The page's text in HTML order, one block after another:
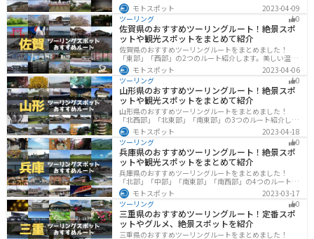
す。国際色豊かな街並みや世界遺産、絶景ポイントが数
多く存在し、様々な楽しみ方ができます。バイクで長崎
県にツーリングに行く際は参考にしてください。
モトスポット
2023-04-09
ツーリング
0
佐賀県のおすすめツーリングルート！絶景スポ
ットや観光スポットをまとめて紹介
佐賀県のおすすめツーリングルートをまとめました！
「東部」「西部」の2つのルート紹介します。美しい温泉
地や古墳群、歴史ある城や神社仏閣など、バイクツーリ
ングに適したスポットが多数存在し、様々な楽しみ方が
できます。バイクで佐賀県にツーリングに行く際は参考
にしてください。
モトスポット
2023-04-06
ツーリング
0
山形県のおすすめツーリングルート！絶景スポ
ットや観光スポットをまとめて紹介
山形県のおすすめツーリングルートをまとめました！
「北西部」「北東部」「南東部」の3つのルート紹介しま
す。豊かな自然と歴史的な観光スポット、山と海どちら
も堪能できるスポットが多数あります。バイクで山形県
にツーリングに行く際は参考にしてください。
モトスポット
2023-04-18
ツーリング
0
兵庫県のおすすめツーリングルート！絶景スポ
ットや観光スポットをまとめて紹介
兵庫県のおすすめツーリングルートをまとめました！
「北部」「中部」「南東部」「南西部」の4つのルート紹
介します。自然豊かな山を堪能できる北部と中部、街中
で海辺の南部と違った楽しみ方ができます。バイクで兵
庫県にツーリングに行く際は参考にしてください。
モトスポット
2023-03-17
ツーリング
0
三重県のおすすめツーリングルート！定番スポ
ットやグルメ、絶景スポットを紹介
三重県のおすすめツーリングルートをまとめました！